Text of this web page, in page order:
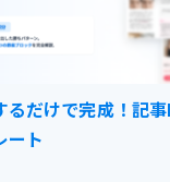
るだけで完成！記
ート